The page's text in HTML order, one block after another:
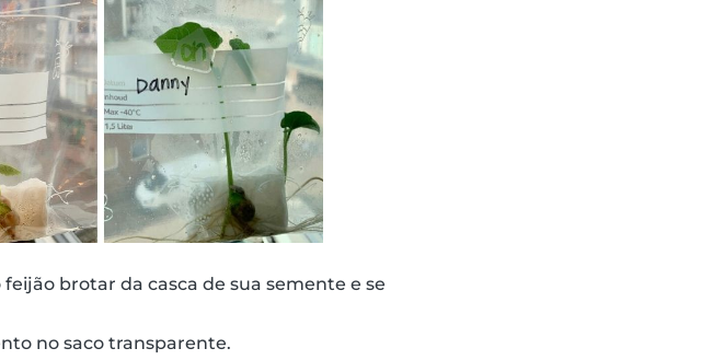
brotar da casca de sua semente e se
no saco transparente.